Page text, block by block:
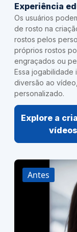
Experiência
Os usuários
de rosto na
rostos pelos
próprios rostos
engraçados ou
Essa
diversão ao
personalizado.
Explore a
vídeos
Antes